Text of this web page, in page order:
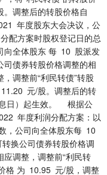
调整后的转股价格自
年度股东大会决议，公
配方案时股权登记日的总
向全体股东 每 10 股派发
债券转股价格调整的相
调整前“利民转债”转股
元/股。调整后的转
日）起生效。 根据公
年度利润分配方案：以
，公司向全体股东每 10
换公司债券转股价格调
应调整，调整前“利民转
格 为 10.95 元/股，调整